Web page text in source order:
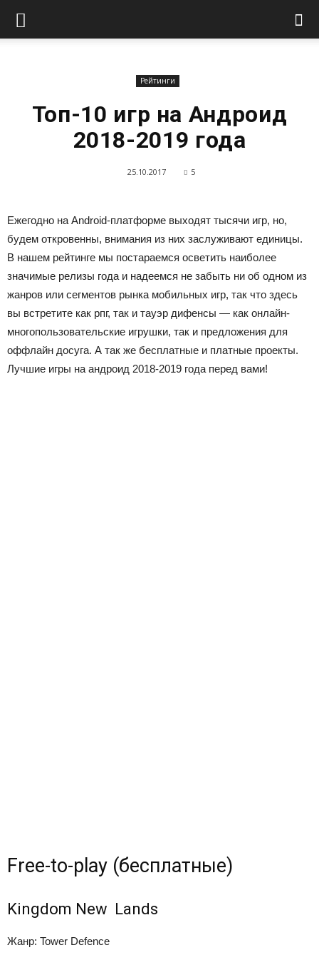
Рейтинги
Топ-10 игр на Андроид
2018-2019 года
25.10.2017 5
Ежегодно на Android-платформе выходят тысячи игр, но,
будем откровенны, внимания из них заслуживают единицы.
В нашем рейтинге мы постараемся осветить наиболее
значимые релизы года и надеемся не забыть ни об одном из
жанров или сегментов рынка мобильных игр, так что здесь
вы встретите как рпг, так и тауэр дифенсы — как онлайн-
многопользовательские игрушки, так и предложения для
оффлайн досуга. А так же бесплатные и платные проекты.
Лучшие игры на андроид 2018-2019 года перед вами!
Free-to-play (бесплатные)
Kingdom New Lands
Жанр: Tower Defence